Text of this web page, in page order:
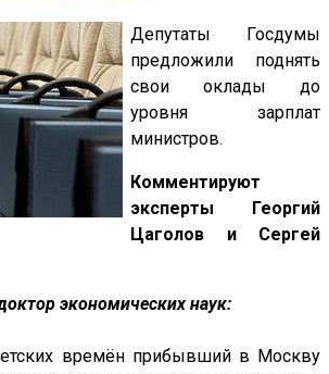
Депутаты Госдумы
предложили поднять
свои оклады до
уровня зарплат
министров.
Комментируют
эксперты Георгий
Цаголов и Сергей
экономических наук:
времён прибывший в Москву